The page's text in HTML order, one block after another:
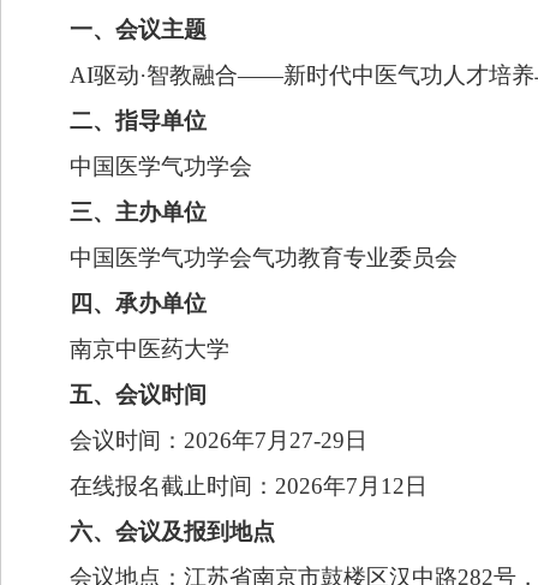
一、会议主题
AI驱动·智教融合——新时代中医气功人才培养
二、指导单位
中国医学气功学会
三、主办单位
中国医学气功学会气功教育专业委员会
四、承办单位
南京中医药大学
五、会议时间
会议时间： 2026年7月 27-29 日
在线报名截止时间： 2026年7月1 2 日
六、会议及报到地点
会议地点：江苏省南京市鼓楼区汉中路282号